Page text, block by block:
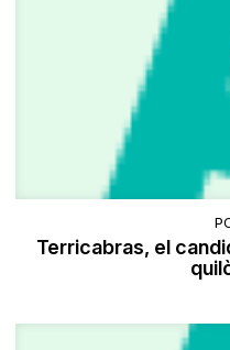
Terricabras, el